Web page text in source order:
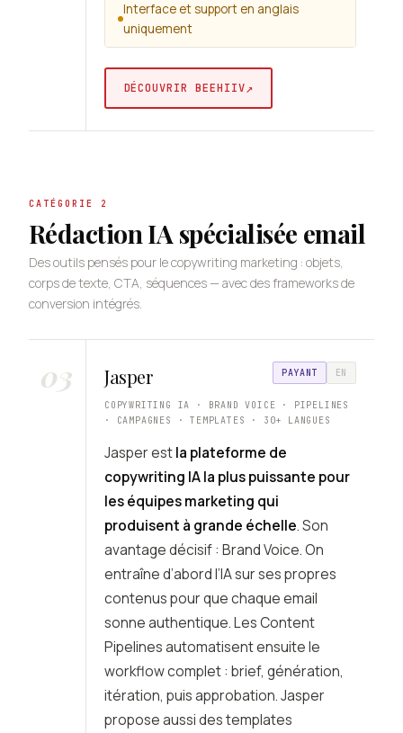
Interface et support en anglais
uniquement
DÉCOUVRIR BEEHIIV↗
CATÉGORIE 2
Rédaction IA spécialisée email
Des outils pensés pour le copywriting marketing : objets,
corps de texte, CTA, séquences — avec des frameworks de
conversion intégrés.
03 Jasper PAYANT EN
COPYWRITING IA · BRAND VOICE · PIPELINES
· CAMPAGNES · TEMPLATES · 30+ LANGUES
Jasper estla plateforme de
copywriting IA la plus puissante pour
les équipes marketing qui
produisent à grande échelle. Son
avantage décisif : Brand Voice. On
entraîne d’abord l’IA sur ses propres
contenus pour que chaque email
sonne authentique. Les Content
Pipelines automatisent ensuite le
workflow complet : brief, génération,
itération, puis approbation. Jasper
propose aussi des templates